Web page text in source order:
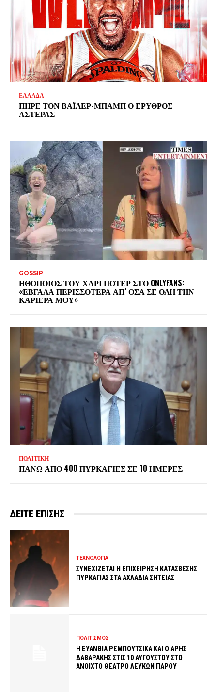
ΕΛΛΑΔΑ
ΠΗΡΕ ΤΟΝ ΒΑΪΛΕΡ-ΜΠΑΜΠ Ο ΕΡΥΘΡΟΣ
ΑΣΤΕΡΑΣ
GOSSIP
ΗΘΟΠΟΙΟΣ ΤΟΥ ΧΑΡΙ ΠΟΤΕΡ ΣΤΟ ONLYFANS:
«ΕΒΓΑΛΑ ΠΕΡΙΣΣΟΤΕΡΑ ΑΠ’ ΟΣΑ ΣΕ ΟΛΗ ΤΗΝ
ΚΑΡΙΕΡΑ ΜΟΥ»
ΠΟΛΙΤΙΚΗ
ΠΑΝΩ ΑΠΟ 400 ΠΥΡΚΑΓΙΕΣ ΣΕ 10 ΗΜΕΡΕΣ
ΔΕΙΤΕ ΕΠΙΣΗΣ
ΤΕΧΝΟΛΟΓΙΑ
ΣΥΝΕΧΙΖΕΤΑΙ Η ΕΠΙΧΕΙΡΗΣΗ ΚΑΤΑΣΒΕΣΗΣ
ΠΥΡΚΑΓΙΑΣ ΣΤΑ ΑΧΛΑΔΙΑ ΣΗΤΕΙΑΣ
ΠΟΛΙΤΙΣΜΟΣ
Η ΕΥΑΝΘΙΑ ΡΕΜΠΟΥΤΣΙΚΑ ΚΑΙ Ο ΑΡΗΣ
ΔΑΒΑΡΑΚΗΣ ΣΤΙΣ 10 ΑΥΓΟΥΣΤΟΥ ΣΤΟ
ΑΝΟΙΧΤΟ ΘΕΑΤΡΟ ΛΕΥΚΩΝ ΠΑΡΟΥ